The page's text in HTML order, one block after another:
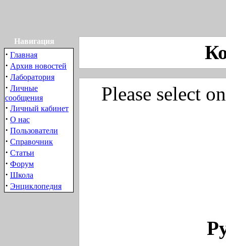
Навигация
· Главная
· Архив новостей
· Лаборатория
· Личные
сообщения
· Личный кабинет
· О нас
· Пользователи
· Справочник
· Статьи
· Форум
· Школа
· Энциклопедия
Please select